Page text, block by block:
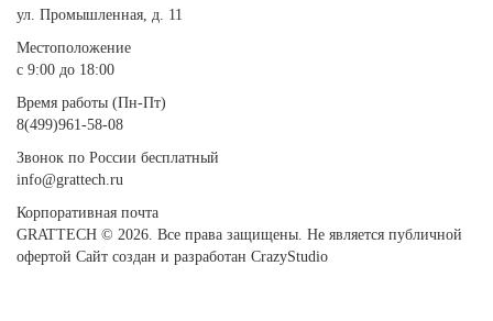
ул. Промышленная, д. 11
Местоположение
с 9:00 до 18:00
Время работы (Пн-Пт)
8(499)961-58-08
Звонок по России бесплатный
info@grattech.ru
Корпоративная почта
GRATTECH © 2026. Все права защищены. Не является публичной
офертой Сайт создан и разработан CrazyStudio